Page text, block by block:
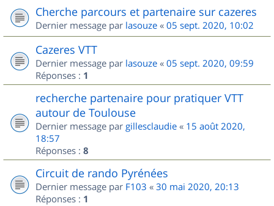
Cherche parcours et partenaire sur cazeres
Dernier message par lasouze « 05 sept. 2020, 10:02
Cazeres VTT
Dernier message par lasouze « 05 sept. 2020, 09:59
Réponses : 1
recherche partenaire pour pratiquer VTT
autour de Toulouse
Dernier message par gillesclaudie « 15 août 2020,
18:57
Réponses : 8
Circuit de rando Pyrénées
Dernier message par F103 « 30 mai 2020, 20:13
Réponses : 1